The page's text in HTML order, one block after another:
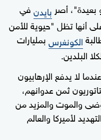
بعيدة"، أصر بايدنفي
أنها تظل "حيوية للأمن
الكونغرسبمليارات
البلدين.
لا يدفع الإرهابيون
ثمن عدوانهم،
والموت والمزيد من
لأميركا والعالم